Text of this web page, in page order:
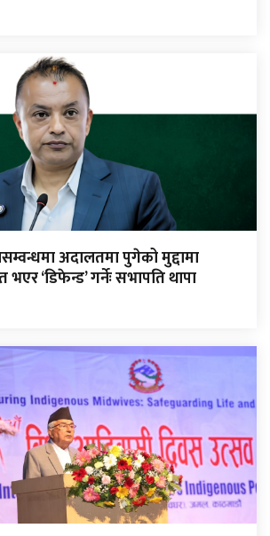
अदालतमा पुगेको मुद्दामा
‘डिफेन्ड’ गर्नेः सभापति थापा